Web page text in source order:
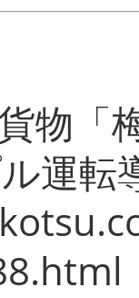
物「
運転